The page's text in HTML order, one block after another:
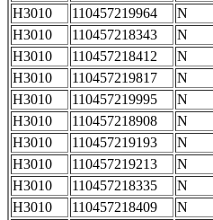
H3010
110457219964
N
H3010
110457218343
N
H3010
110457218412
N
H3010
110457219817
N
H3010
110457219995
N
H3010
110457218908
N
H3010
110457219193
N
H3010
110457219213
N
H3010
110457218335
N
H3010
110457218409
N